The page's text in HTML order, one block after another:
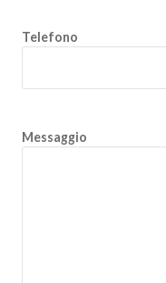
Telefono
Messaggio